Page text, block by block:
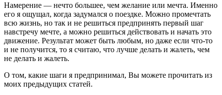
Намерение — нечто большее, чем желание или мечта. Именно
его я ощущал, когда задумался о поездке. Можно промечтать
всю жизнь, но так и не решиться предпринять первый шаг
навстречу мечте, а можно решиться действовать и начать это
движение. Результат может быть любым, но даже если что-то
и не получится, то я считаю, что лучше делать и жалеть, чем
не делать и жалеть.
О том, какие шаги я предпринимал, Вы можете прочитать из
моих предыдущих статей.